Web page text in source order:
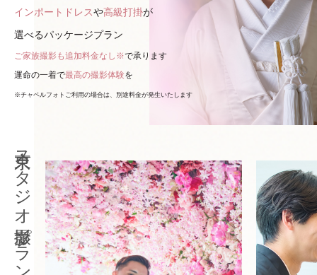
インポートドレスや高級打掛が
選べるパッケージプラン
ご家族撮影も追加料金なし※で承ります
運命の一着で最高の撮影体験を
※チャペルフォトご利用の場合は、別途料金が発生いたします
東京スタジオ撮影プラン